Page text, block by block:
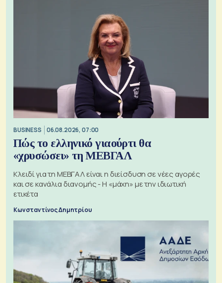
BUSINESS 06.08.2026, 07:00
Πώς το ελληνικό γιαούρτι θα
«χρυσώσει» τη ΜΕΒΓΑΛ
Κλειδί για τη ΜΕΒΓΑΛ είναι η διείσδυση σε νέες αγορές
και σε κανάλια διανομής - Η «μάχη» με την ιδιωτική
ετικέτα
Κωνσταντίνος Δημητρίου